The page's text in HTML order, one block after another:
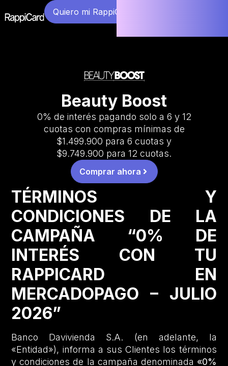
Quiero mi RappiCard
Beauty Boost
0% de interés pagando solo a 6 y 12
cuotas con compras mínimas de
$1.499.900 para 6 cuotas y
$9.749.900 para 12 cuotas.
Comprar ahora
TÉRMINOS Y
CONDICIONES DE LA
CAMPAÑA “0% DE
INTERÉS CON TU
RAPPICARD EN
MERCADOPAGO – JULIO
2026”
Banco Davivienda S.A. (en adelante, la
«Entidad»), informa a sus Clientes los términos
y condiciones de la campaña denominada «0%